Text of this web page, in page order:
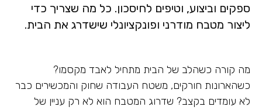
ספקים וביצוע, וטיפים לחיסכון. כל מה שצריך כדי
ליצור מטבח מודרני ופונקציונלי שישדרג את הבית.
מה קורה כשהלב של הבית מתחיל לאבד מקסמו?
כשהארונות חורקים, משטח העבודה שחוק והמכשירים כבר
לא עומדים בקצב? שדרוג המטבח הוא לא רק עניין של